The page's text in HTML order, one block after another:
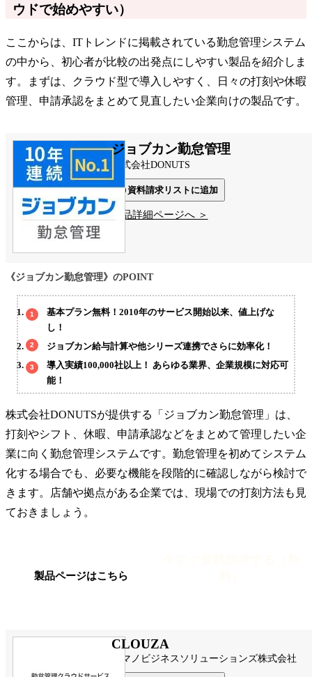
ウドで始めやすい）
ここからは、ITトレンドに掲載されている勤怠管理システム
の中から、初心者が比較の出発点にしやすい製品を紹介しま
す。まずは、クラウド型で導入しやすく、日々の打刻や休暇
管理、申請承認をまとめて見直したい企業向けの製品です。
ジョブカン勤怠管理
株式会社DONUTS
資料請求リストに追加
製品詳細ページへ ＞
《ジョブカン勤怠管理》のPOINT
基本プラン無料！2010年のサービス開始以来、値上げな
し！
ジョブカン給与計算や他シリーズ連携でさらに効率化！
導入実績100,000社以上！ あらゆる業界、企業規模に対応可
能！
株式会社DONUTSが提供する「ジョブカン勤怠管理」は、
打刻やシフト、休暇、申請承認などをまとめて管理したい企
業に向く勤怠管理システムです。勤怠管理を初めてシステム
化する場合でも、必要な機能を段階的に確認しながら検討で
きます。店舗や拠点がある企業では、現場での打刻方法も見
ておきましょう。
製品ページはこちら
CLOUZA
アマノビジネスソリューションズ株式会社